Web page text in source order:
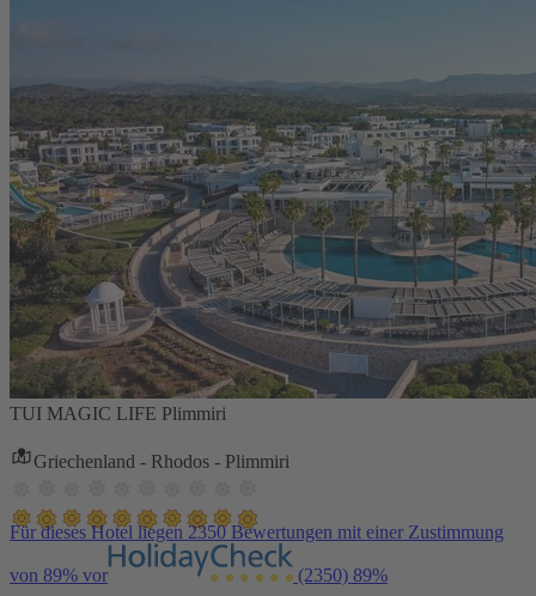
TUI MAGIC LIFE Plimmiri
Griechenland - Rhodos - Plimmiri
Für dieses Hotel liegen 2350 Bewertungen mit einer Zustimmung
von 89% vor (2350) 89%